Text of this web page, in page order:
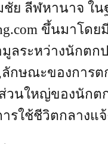
ชัย ลีฬหานาจ ใน
ขึ้นมาโด
ลระหว่างนักตก
ลักษณะของการต
วนใหญ่ของนัก
รใช้ชีวิตกลางแจ้